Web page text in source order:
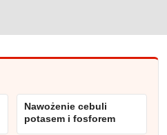
Nawożenie cebuli
potasem i fosforem